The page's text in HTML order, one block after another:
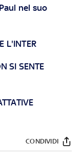
nel suo
L'INTER
SI SENTE
CONDIVIDI